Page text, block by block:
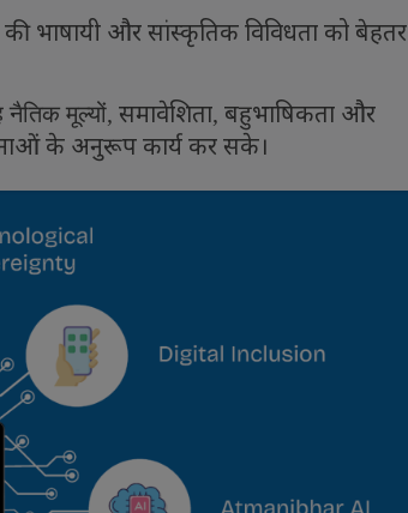
भाषायी और सांस्कृतिक विविधता को बेहतर
मूल्यों, समावेशिता, बहुभाषिकता और
के अनुरूप कार्य कर सके।